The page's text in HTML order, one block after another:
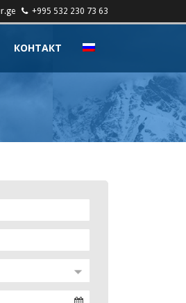
+995 532 230 73 63
КОНТАКТ